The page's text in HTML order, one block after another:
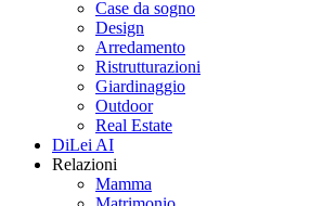
Case da sogno
Design
Arredamento
Ristrutturazioni
Giardinaggio
Outdoor
Real Estate
DiLei AI
Relazioni
Mamma